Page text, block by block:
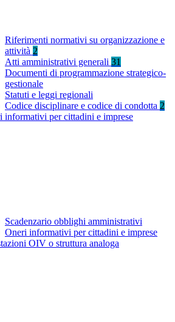
Riferimenti normativi su organizzazione e
attività 2
Atti amministrativi generali 31
Documenti di programmazione strategico-
gestionale
Statuti e leggi regionali
Codice disciplinare e codice di condotta 2
informativi per cittadini e imprese
Scadenzario obblighi amministrativi
Oneri informativi per cittadini e imprese
OIV o struttura analoga